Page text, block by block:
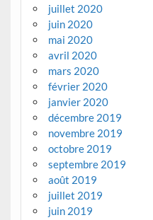
juillet 2020
juin 2020
mai 2020
avril 2020
mars 2020
février 2020
janvier 2020
décembre 2019
novembre 2019
octobre 2019
septembre 2019
août 2019
juillet 2019
juin 2019